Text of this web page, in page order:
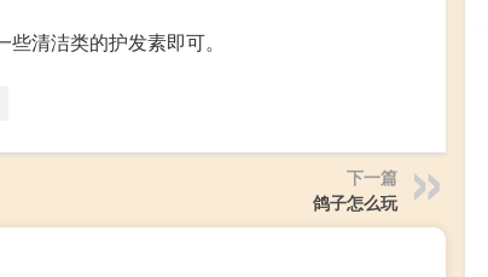
清洁类的护发素即可。
下一篇
鸽子怎么玩